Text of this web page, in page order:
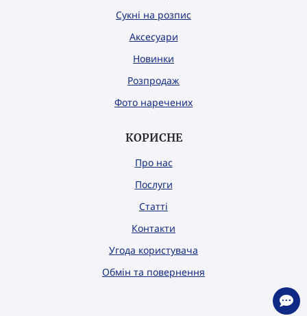
Сукні на розпис
Аксесуари
Новинки
Розпродаж
Фото наречених
КОРИСНЕ
Про нас
Послуги
Статті
Контакти
Угода користувача
Обмін та повернення